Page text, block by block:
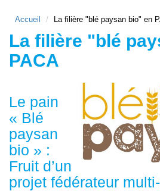
Accueil La filière "blé paysan bio" en
La filière "blé
PACA
Le pain
« Blé
paysan
bio » :
Fruit d’un
projet fédérateur